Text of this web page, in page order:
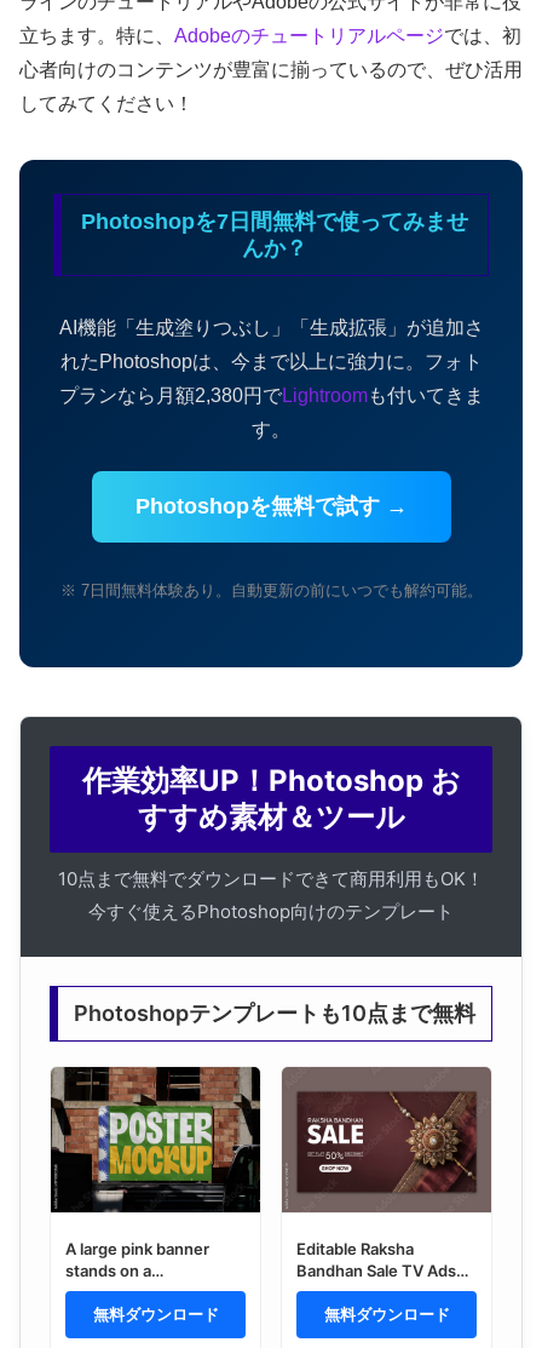
立ちます。特に、 Adobeのチュートリアルページでは、初
心者向けのコンテンツが豊富に揃っているので、ぜひ活用
してみてください！
Photoshopを7日間無料で使ってみませ
んか？
AI機能「生成塗りつぶし」「生成拡張」が追加さ
れたPhotoshopは、今まで以上に強力に。フォト
プランなら月額2,380円でLightroomも付いてきま
す。
Photoshopを無料で試す →
※ 7日間無料体験あり。自動更新の前にいつでも解約可能。
作業効率UP！Photoshop お
すすめ素材＆ツール
10点まで無料でダウンロードできて商用利用もOK！
今すぐ使えるPhotoshop向けのテンプレート
Photoshopテンプレートも10点まで無料
A large pink banner
stands on a
construction site in
Barcelona
無料ダウンロード
Editable Raksha
Bandhan Sale TV Ads
Banner Design with 50
Percent Discount Off
and Elegant Floral Rakhi
無料ダウンロード